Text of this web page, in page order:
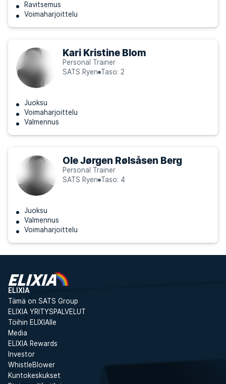
Ravitsemus
Voimaharjoittelu
Kari Kristine Blom
Personal Trainer
SATS Ryen Taso: 2
Juoksu
Voimaharjoittelu
Valmennus
Ole Jørgen Rølsåsen Berg
Personal Trainer
SATS Ryen Taso: 4
Juoksu
Valmennus
Voimaharjoittelu
ELIXIA
Tämä on SATS Group
ELIXIA YRITYSPALVELUT
Töihin ELIXIAlle
Media
ELIXIA Rewards
Investor
WhistleBlower
Kuntokeskukset